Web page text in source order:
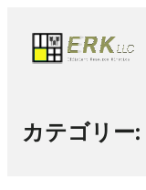
カテゴリー: